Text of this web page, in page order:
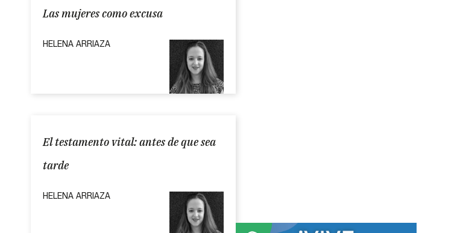
Las mujeres como excusa
HELENA ARRIAZA
El testamento vital: antes de que sea
tarde
HELENA ARRIAZA